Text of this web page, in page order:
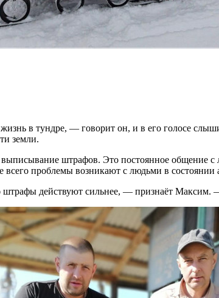
в тундре, — говорит он, и в его голосе
земли.
штрафов. Это постоянное общение
всего проблемы возникают с людьми в
действуют сильнее, — признаёт Максим.